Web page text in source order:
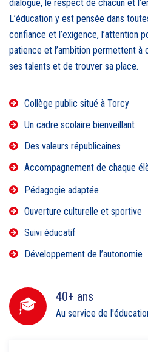
dialogue, le respect de chacun et
L’éducation y est pensée dans
confiance et l’exigence, l’attention
patience et l’ambition permettent à
ses talents et de trouver sa place.
Collège public situé à Torcy
Un cadre scolaire bienveillant
Des valeurs républicaines
Accompagnement de chaque
Pédagogie adaptée
Ouverture culturelle et sportive
Suivi éducatif
Développement de l’autonomie
40+ ans
Au service de